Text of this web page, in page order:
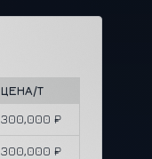
ЦЕНА/Т
300,000 ₽
300,000 ₽